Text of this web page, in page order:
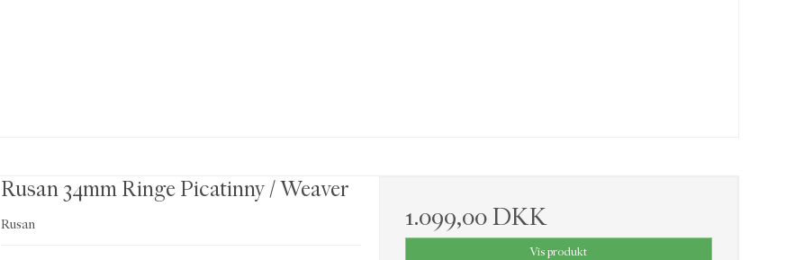
Rusan 34mm Ringe Picatinny / Weaver
Rusan 1.099,00 DKK
Vis produkt